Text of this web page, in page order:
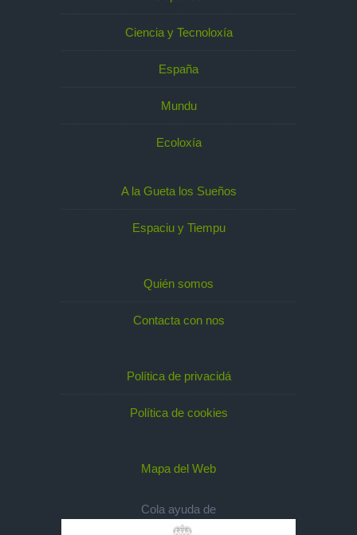
Ciencia y Tecnoloxía
España
Mundu
Ecoloxía
A la Gueta los Sueños
Espaciu y Tiempu
Quién somos
Contacta con nos
Política de privacidá
Política de cookies
Mapa del Web
Cola ayuda de